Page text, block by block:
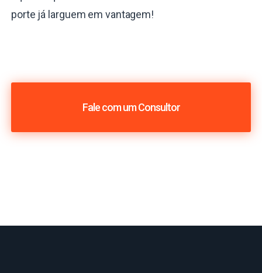
porte já larguem em vantagem!
Fale com um Consultor